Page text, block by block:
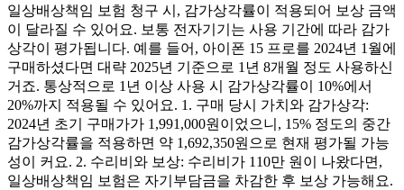
일상배상책임 보험 청구 시, 감가상각률이 적용되어 보상 금액
이 달라질 수 있어요. 보통 전자기기는 사용 기간에 따라 감가
상각이 평가됩니다. 예를 들어, 아이폰 15 프로를 2024년 1월에
구매하셨다면 대략 2025년 기준으로 1년 8개월 정도 사용하신
거죠. 통상적으로 1년 이상 사용 시 감가상각률이 10%에서
20%까지 적용될 수 있어요. 1. 구매 당시 가치와 감가상각:
2024년 초기 구매가가 1,991,000원이었으니, 15% 정도의 중간
감가상각률을 적용하면 약 1,692,350원으로 현재 평가될 가능
성이 커요. 2. 수리비와 보상: 수리비가 110만 원이 나왔다면,
일상배상책임 보험은 자기부담금을 차감한 후 보상 가능해요.